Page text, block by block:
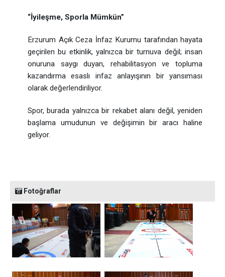
“İyileşme, Sporla Mümkün”
Erzurum Açık Ceza İnfaz Kurumu tarafından hayata
geçirilen bu etkinlik, yalnızca bir turnuva değil; insan
onuruna saygı duyan, rehabilitasyon ve topluma
kazandırma esaslı infaz anlayışının bir yansıması
olarak değerlendiriliyor.
Spor, burada yalnızca bir rekabet alanı değil, yeniden
başlama umudunun ve değişimin bir aracı haline
geliyor.
Fotoğraflar